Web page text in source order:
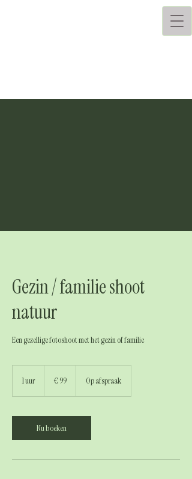
Gezin / familie shoot
natuur
Een gezellige fotoshoot met het gezin of familie
1 uur1
€ 99 Op afspraak
Nu boeken